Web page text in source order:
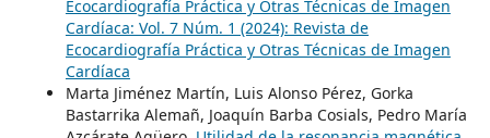
Ecocardiografía Práctica y Otras Técnicas de Imagen
Cardíaca: Vol. 7 Núm. 1 (2024): Revista de
Ecocardiografía Práctica y Otras Técnicas de Imagen
Cardíaca
Marta Jiménez Martín, Luis Alonso Pérez, Gorka
Bastarrika Alemañ, Joaquín Barba Cosials, Pedro María